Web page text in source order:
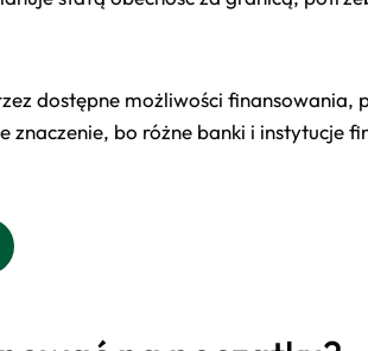
dostępne możliwości
bo różne banki i instytucje